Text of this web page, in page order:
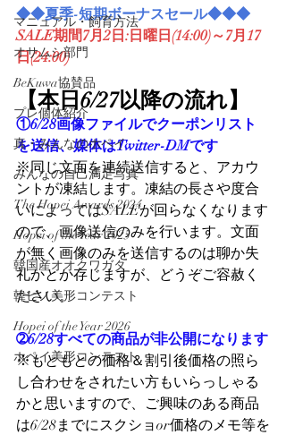
マニュアル・飼育方法
オサムシ部門
BeKuwa協賛品
プレ個体紹介
真・みんなのホペイ
みんなの自己満足写真
The Hopei Awards 2024
Hopei of the Year 2025
韓国産オオクワガタ
韓ビノ美形コンテスト
Hopei of the Year 2026
ホペイ美形コンテスト
◆◆夏季-短期ボーナスセール◆◆◆
SALE期間7月2日:日曜日(14:00)～7月17
日(24:00)
【本日6/27以降の流れ】
①6/28画像ファイルでクーポンリスト
を送信、媒体はTwitter-DMです
※同じ文面を連続送信すると、アカウ
ントが凍結します。凍結の長さや度合
いによってはSALEが回らなくなります
ので、画像送信のみを行います。文面
が無く画像のみを送信するのは聊か失
礼かとか存じますが、どうぞご容赦く
ださい。
➁6/28すべての商品が非公開になります
※もともとの価格＆割引後価格の照ら
し合わせをされたい方もいらっしゃる
かと思いますので、ご興味のある商品
は6/28までにスクショor価格のメモ等を